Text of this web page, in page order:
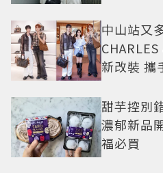
中山站又
新改裝 攜
甜芋控別
濃郁新品
福必買